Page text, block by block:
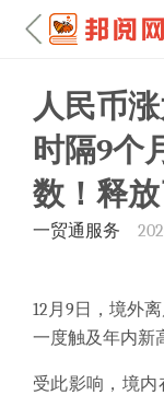
人民币
时隔9个
数！释
一贸通服务
12月9日，境外
一度触及年内新
受此影响，境内